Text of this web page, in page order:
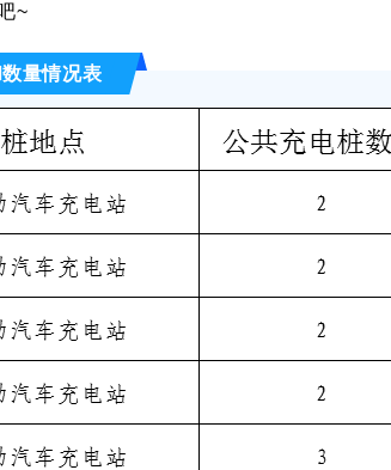
~
量情况表